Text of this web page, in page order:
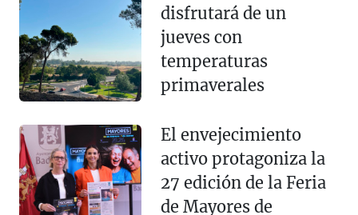
disfrutará de un
jueves con
temperaturas
primaverales
El envejecimiento
activo protagoniza la
27 edición de la Feria
de Mayores de